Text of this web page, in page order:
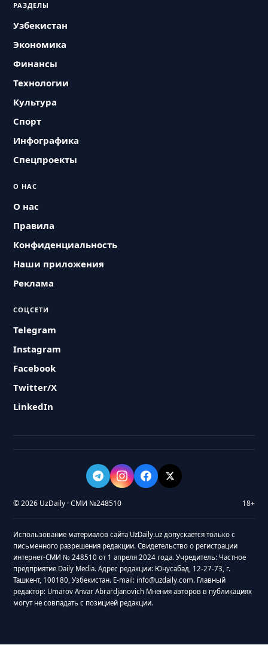
РАЗДЕЛЫ
Узбекистан
Экономика
Финансы
Технологии
Культура
Спорт
Инфографика
Спецпроекты
О НАС
О нас
Правила
Конфиденциальность
Наши приложения
Реклама
СОЦСЕТИ
Telegram
Instagram
Facebook
Twitter/X
LinkedIn
© 2026 UzDaily · СМИ №248510 18+
Использование материалов сайта UzDaily.uz допускается только с
письменного разрешения редакции. Свидетельство о регистрации
интернет-СМИ № 248510 от 1 апреля 2024 года. Учредитель: Частное
предприятие Daily Media. Адрес редакции: Юнусабад, 12-27-73, г.
Ташкент, 100180, Узбекистан. E-mail: info@uzdaily.com. Главный
редактор: Umarov Anvar Abrardjanovich Мнения авторов в публикациях
могут не совпадать с позицией редакции.